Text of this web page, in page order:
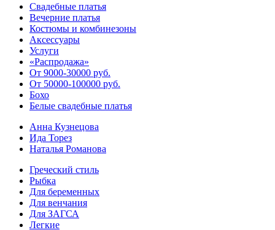
Свадебные платья
Вечерние платья
Костюмы и комбинезоны
Аксессуары
Услуги
«Распродажа»
От 9000-30000 руб.
От 50000-100000 руб.
Бохо
Белые свадебные платья
Анна Кузнецова
Ида Торез
Наталья Романова
Греческий стиль
Рыбка
Для беременных
Для венчания
Для ЗАГСА
Легкие